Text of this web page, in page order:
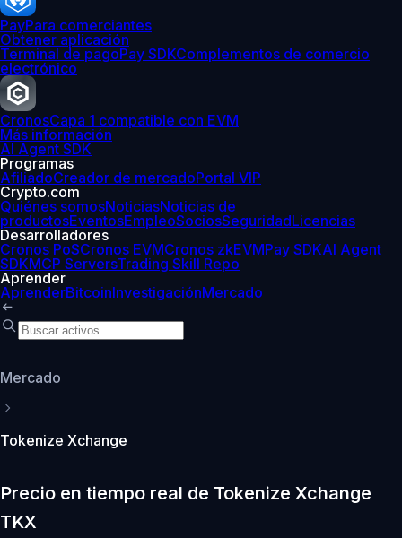
PayPara comerciantes
Obtener aplicación
Terminal de pagoPay SDKComplementos de comercio
electrónico
CronosCapa 1 compatible con EVM
Más información
AI Agent SDK
Programas
AfiliadoCreador de mercadoPortal VIP
Crypto.com
Quiénes somosNoticiasNoticias de
productosEventosEmpleoSociosSeguridadLicencias
Desarrolladores
Cronos PoSCronos EVMCronos zkEVMPay SDKAI Agent
SDKMCP ServersTrading Skill Repo
Aprender
AprenderBitcoinInvestigaciónMercado
Mercado
Tokenize Xchange
Precio en tiempo real de Tokenize Xchange
TKX